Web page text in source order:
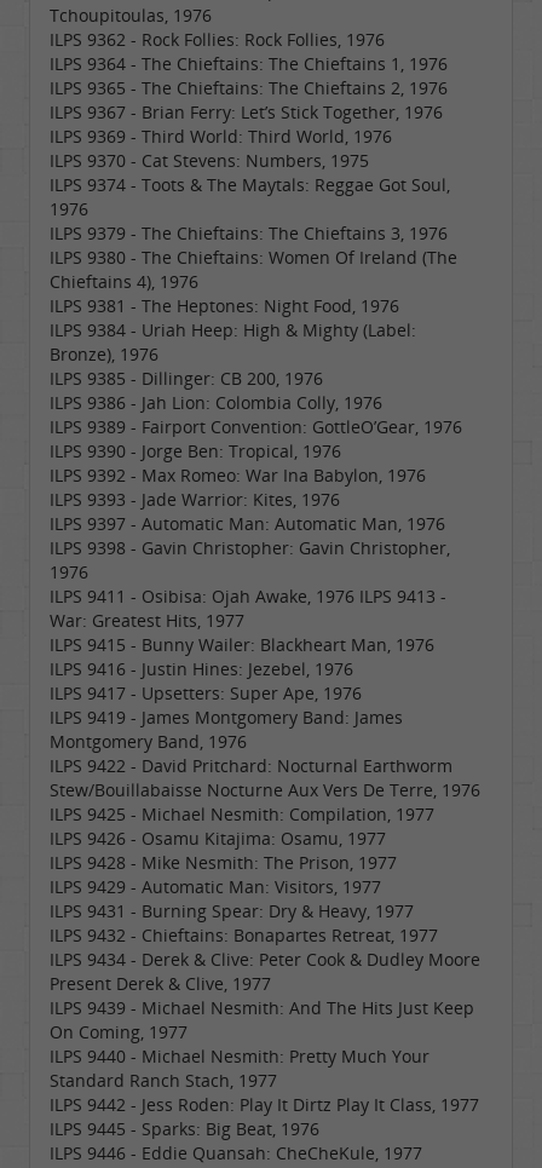
Tchoupitoulas, 1976
ILPS 9362 - Rock Follies: Rock Follies, 1976
ILPS 9364 - The Chieftains: The Chieftains 1, 1976
ILPS 9365 - The Chieftains: The Chieftains 2, 1976
ILPS 9367 - Brian Ferry: Let’s Stick Together, 1976
ILPS 9369 - Third World: Third World, 1976
ILPS 9370 - Cat Stevens: Numbers, 1975
ILPS 9374 - Toots & The Maytals: Reggae Got Soul,
1976
ILPS 9379 - The Chieftains: The Chieftains 3, 1976
ILPS 9380 - The Chieftains: Women Of Ireland (The
Chieftains 4), 1976
ILPS 9381 - The Heptones: Night Food, 1976
ILPS 9384 - Uriah Heep: High & Mighty (Label:
Bronze), 1976
ILPS 9385 - Dillinger: CB 200, 1976
ILPS 9386 - Jah Lion: Colombia Colly, 1976
ILPS 9389 - Fairport Convention: GottleO’Gear, 1976
ILPS 9390 - Jorge Ben: Tropical, 1976
ILPS 9392 - Max Romeo: War Ina Babylon, 1976
ILPS 9393 - Jade Warrior: Kites, 1976
ILPS 9397 - Automatic Man: Automatic Man, 1976
ILPS 9398 - Gavin Christopher: Gavin Christopher,
1976
ILPS 9411 - Osibisa: Ojah Awake, 1976 ILPS 9413 -
War: Greatest Hits, 1977
ILPS 9415 - Bunny Wailer: Blackheart Man, 1976
ILPS 9416 - Justin Hines: Jezebel, 1976
ILPS 9417 - Upsetters: Super Ape, 1976
ILPS 9419 - James Montgomery Band: James
Montgomery Band, 1976
ILPS 9422 - David Pritchard: Nocturnal Earthworm
Stew/Bouillabaisse Nocturne Aux Vers De Terre, 1976
ILPS 9425 - Michael Nesmith: Compilation, 1977
ILPS 9426 - Osamu Kitajima: Osamu, 1977
ILPS 9428 - Mike Nesmith: The Prison, 1977
ILPS 9429 - Automatic Man: Visitors, 1977
ILPS 9431 - Burning Spear: Dry & Heavy, 1977
ILPS 9432 - Chieftains: Bonapartes Retreat, 1977
ILPS 9434 - Derek & Clive: Peter Cook & Dudley Moore
Present Derek & Clive, 1977
ILPS 9439 - Michael Nesmith: And The Hits Just Keep
On Coming, 1977
ILPS 9440 - Michael Nesmith: Pretty Much Your
Standard Ranch Stach, 1977
ILPS 9442 - Jess Roden: Play It Dirtz Play It Class, 1977
ILPS 9445 - Sparks: Big Beat, 1976
ILPS 9446 - Eddie Quansah: CheCheKule, 1977